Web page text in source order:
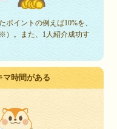
イントの例えば10%を、
）。また、1人紹介成功す
マ時間がある